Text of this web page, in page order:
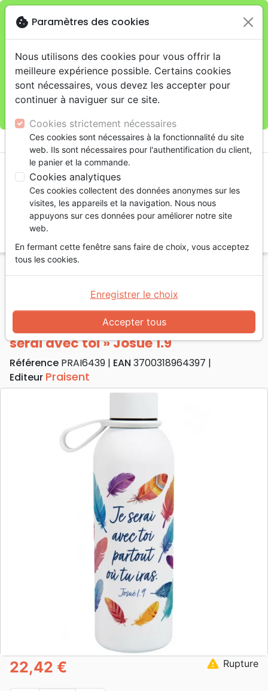
Je veux retirer ma commande au 4, rue Audubon
(Gare de Lyon), Parisclose
warningCette boutique en ligne est limitée au retrait en
magasin.
Pour les livraisons à domicile, veuillez passer vos
commandes sur la boutique La Maison de la Bible
shopping_cart
Accueil Divers
Objets cadeaux
Bouteille isotherme collection « Je serai avec toi »
Bouteille isotherme collection « Je
serai avec toi » Josué 1.9
Référence PRAI6439 EAN 3700318964397
Editeur Praisent
22,42 € warning Rupture
cookie Paramètres des cookies
Nous utilisons des cookies pour vous offrir la
meilleure expérience possible. Certains cookies
sont nécessaires, vous devez les accepter pour
continuer à naviguer sur ce site.
Cookies strictement nécessaires
Ces cookies sont nécessaires à la fonctionnalité du site
web. Ils sont nécessaires pour l'authentification du client,
le panier et la commande.
Cookies analytiques
Ces cookies collectent des données anonymes sur les
visites, les appareils et la navigation. Nous nous
appuyons sur ces données pour améliorer notre site
web.
En fermant cette fenêtre sans faire de choix, vous acceptez
tous les cookies.
Accepter tous
Enregistrer le choix